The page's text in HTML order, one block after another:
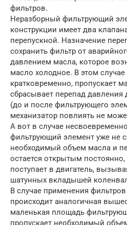
фильтров.
Неразборный фильтрующий
конструкции имеет два
перепускной. Назначение
сохранить фильтр от
давлением масла, которое
масло холодное. В этом
кратковременно, пропускает
сбрасывает перепад
(до и после фильтрующего
механизатор повлиять не
А вот в случае
фильтрующий элемент уже не
необходимый объем масла и
остается открытым
поступает в двигатель,
шатунных вкладышей
В случае применения
происходит аналогичная
маленькая площадь
пропускает необходимый